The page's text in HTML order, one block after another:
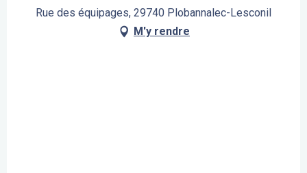
Rue des équipages, 29740 Plobannalec-Lesconil
M'y rendre